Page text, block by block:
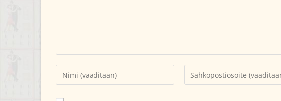
Kirjoita
nimesi
tai
Kirjoita
sähköpostiosoitteesi